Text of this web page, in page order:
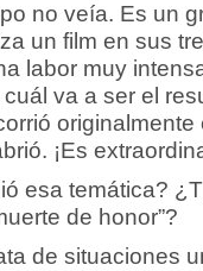
no veía. Es un
un film en sus
labor muy
va a ser el
¡Es
esa temática?
de honor”?
de situaciones